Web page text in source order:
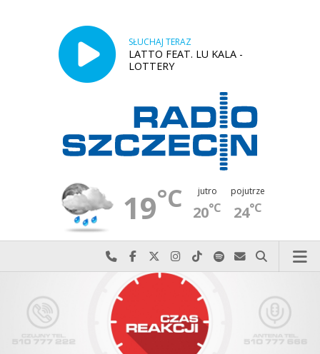
SŁUCHAJ TERAZ
LATTO FEAT. LU KALA -
LOTTERY
19°C jutro
20°C
pojutrze
24°C
Najlepiej po prostu do nas zadzwoń
Odwiedź nas na Facebook-u
Odwiedź nas na X
Odwiedź nas na Instagram-ie
Odwiedź nas na TikTok-u
Szukaj nas na Spotify
Wyślij do nas
Szukaj